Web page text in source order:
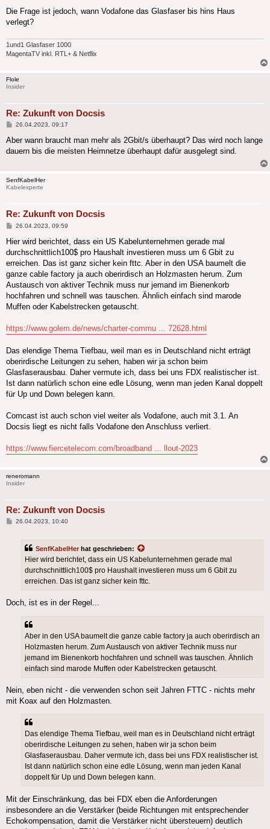
Die Frage ist jedoch, wann Vodafone das Glasfaser bis hins Haus
verlegt?
1und1 Glasfaser 1000
MagentaTV inkl. RTL+ & Netflix
Flole
Insider
Re: Zukunft von Docsis
Beitrag
26.04.2023, 09:17
Aber wann braucht man mehr als 2Gbit/s überhaupt? Das wird noch lange
dauern bis die meisten Heimnetze überhaupt dafür ausgelegt sind.
SenfKabelHer
Kabelexperte
Re: Zukunft von Docsis
Beitrag
26.04.2023, 09:59
Hier wird berichtet, dass ein US Kabelunternehmen gerade mal
durchschnittlich100$ pro Haushalt investieren muss um 6 Gbit zu
erreichen. Das ist ganz sicher kein fttc. Aber in den USA baumelt die
ganze cable factory ja auch oberirdisch an Holzmasten herum. Zum
Austausch von aktiver Technik muss nur jemand im Bienenkorb
hochfahren und schnell was tauschen. Ähnlich einfach sind marode
Muffen oder Kabelstrecken getauscht.
https://www.golem.de/news/charter-commu ... 72628.html
Das elendige Thema Tiefbau, weil man es in Deutschland nicht erträgt
oberirdische Leitungen zu sehen, haben wir ja schon beim
Glasfaserausbau. Daher vermute ich, dass bei uns FDX realistischer ist.
Ist dann natürlich schon eine edle Lösung, wenn man jeden Kanal doppelt
für Up und Down belegen kann.
Comcast ist auch schon viel weiter als Vodafone, auch mit 3.1. An
Docsis liegt es nicht falls Vodafone den Anschluss verliert.
https://www.fiercetelecom.com/broadband ... llout-2023
reneromann
Insider
Re: Zukunft von Docsis
Beitrag
26.04.2023, 10:40
SenfKabelHer hat geschrieben:
Hier wird berichtet, dass ein US Kabelunternehmen gerade mal
durchschnittlich100$ pro Haushalt investieren muss um 6 Gbit zu
erreichen. Das ist ganz sicher kein fttc.
Doch, ist es in der Regel...
Aber in den USA baumelt die ganze cable factory ja auch oberirdisch an
Holzmasten herum. Zum Austausch von aktiver Technik muss nur
jemand im Bienenkorb hochfahren und schnell was tauschen. Ähnlich
einfach sind marode Muffen oder Kabelstrecken getauscht.
Nein, eben nicht - die verwenden schon seit Jahren FTTC - nichts mehr
mit Koax auf den Holzmasten.
Das elendige Thema Tiefbau, weil man es in Deutschland nicht erträgt
oberirdische Leitungen zu sehen, haben wir ja schon beim
Glasfaserausbau. Daher vermute ich, dass bei uns FDX realistischer ist.
Ist dann natürlich schon eine edle Lösung, wenn man jeden Kanal
doppelt für Up und Down belegen kann.
Mit der Einschränkung, das bei FDX eben die Anforderungen
insbesondere an die Verstärker (beide Richtungen mit entsprechender
Echokompensation, damit die Verstärker nicht übersteuern) deutlich